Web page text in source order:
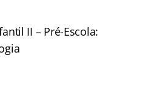
II – Pré-Escola: